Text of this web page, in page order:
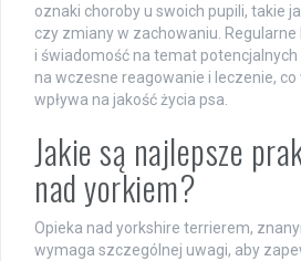
oznaki choroby u swoich pupili, takie
czy zmiany w zachowaniu.
i świadomość na temat
na wczesne reagowanie i leczenie,
wpływa na jakość życia psa.
Jakie są najlepsze
nad yorkiem?
Opieka nad yorkshire terrierem,
wymaga szczególnej uwagi, aby